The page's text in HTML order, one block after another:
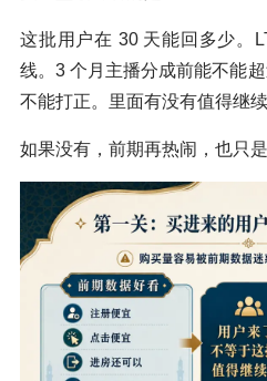
这批用户在 30 天能回多少。
线。3 个月主播分成前能不能
不能打正。里面有没有值得继
如果没有，前期再热闹，也只是